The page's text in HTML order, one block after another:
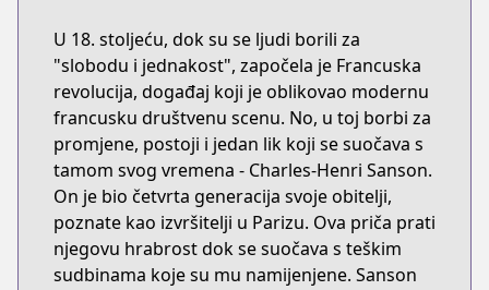
U 18. stoljeću, dok su se ljudi borili za
"slobodu i jednakost", započela je Francuska
revolucija, događaj koji je oblikovao modernu
francusku društvenu scenu. No, u toj borbi za
promjene, postoji i jedan lik koji se suočava s
tamom svog vremena - Charles-Henri Sanson.
On je bio četvrta generacija svoje obitelji,
poznate kao izvršitelji u Parizu. Ova priča prati
njegovu hrabrost dok se suočava s teškim
sudbinama koje su mu namijenjene. Sanson